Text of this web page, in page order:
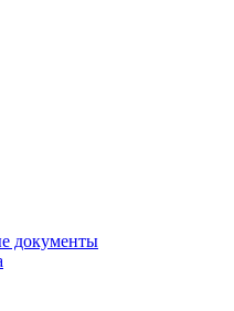
документы